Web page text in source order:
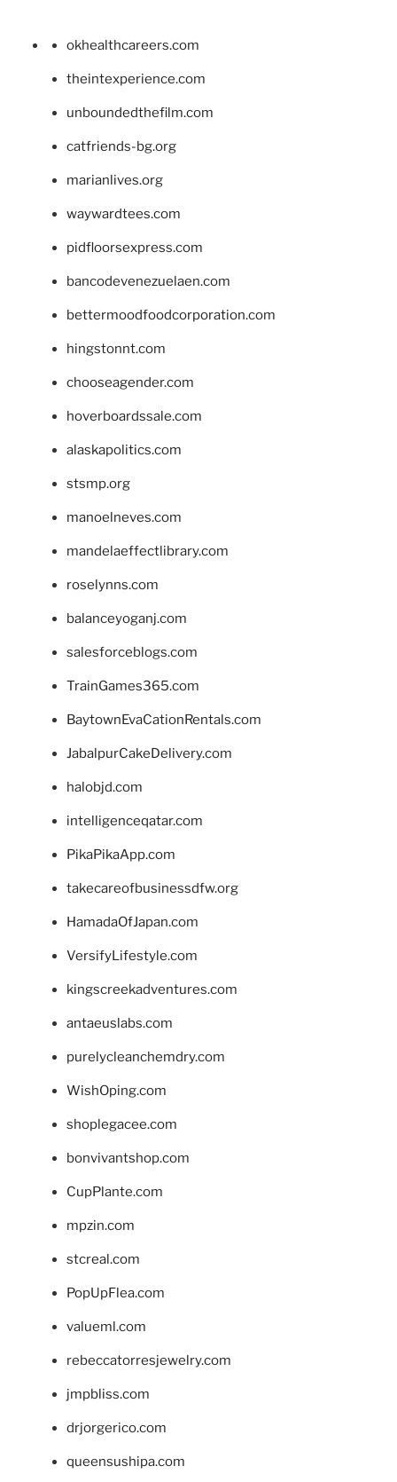
okhealthcareers.com
theintexperience.com
unboundedthefilm.com
catfriends-bg.org
marianlives.org
waywardtees.com
pidfloorsexpress.com
bancodevenezuelaen.com
bettermoodfoodcorporation.com
hingstonnt.com
chooseagender.com
hoverboardssale.com
alaskapolitics.com
stsmp.org
manoelneves.com
mandelaeffectlibrary.com
roselynns.com
balanceyoganj.com
salesforceblogs.com
TrainGames365.com
BaytownEvaCationRentals.com
JabalpurCakeDelivery.com
halobjd.com
intelligenceqatar.com
PikaPikaApp.com
takecareofbusinessdfw.org
HamadaOfJapan.com
VersifyLifestyle.com
kingscreekadventures.com
antaeuslabs.com
purelycleanchemdry.com
WishOping.com
shoplegacee.com
bonvivantshop.com
CupPlante.com
mpzin.com
stcreal.com
PopUpFlea.com
valueml.com
rebeccatorresjewelry.com
jmpbliss.com
drjorgerico.com
queensushipa.com